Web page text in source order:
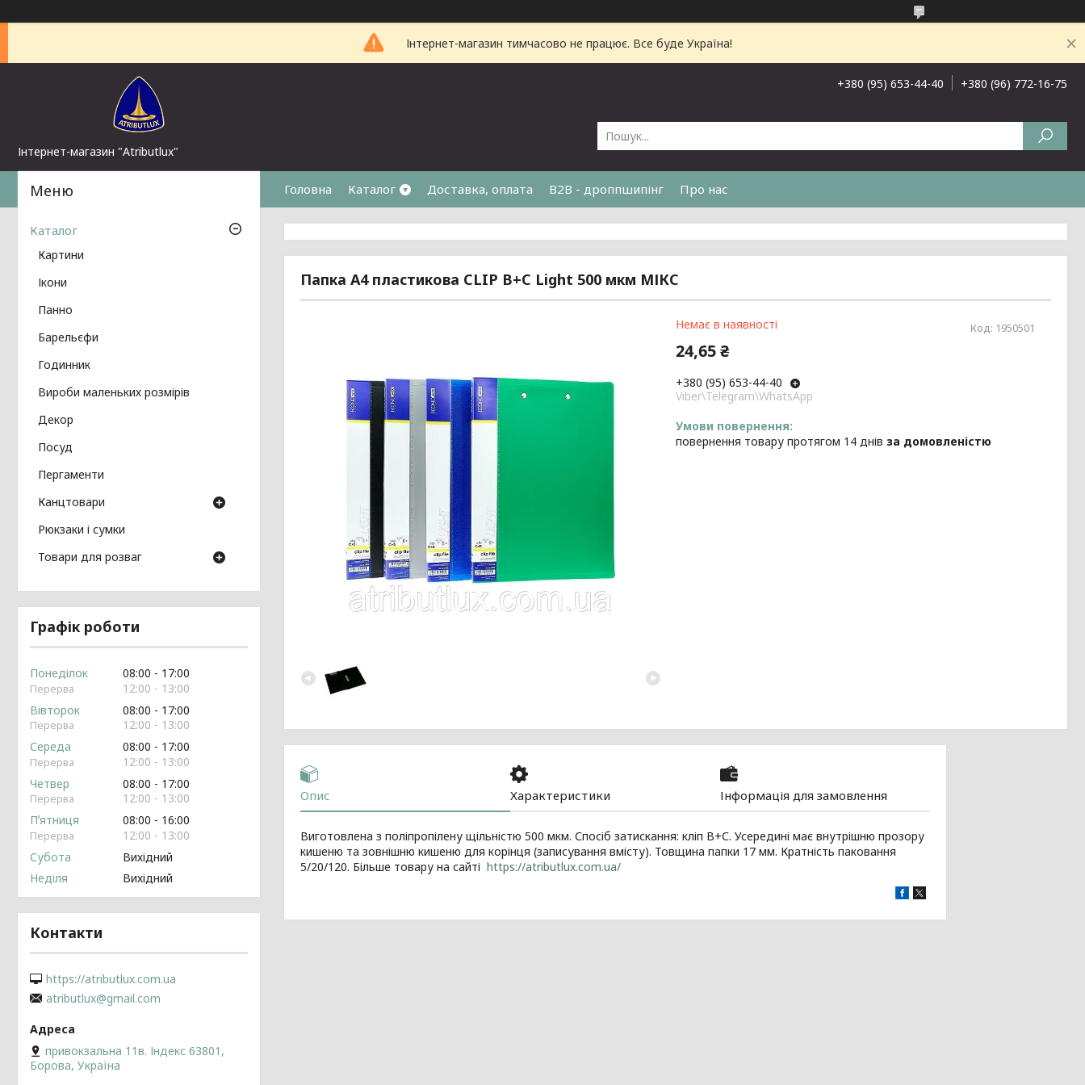
Інтернет-магазин тимчасово не працює. Все буде Україна!
Інтернет-магазин "Atributlux"
+380 (95) 653-44-40 +380 (96) 772-16-75
Головна Каталог Доставка, оплата B2B - дроппшипінг Про нас
Папка А4 пластикова CLIP В+С Light 500 мкм МІКС
Немає в наявності Код: 1950501
24,65 ₴
+380 (95) 653-44-40
Viber\Telegram\WhatsApp
повернення товару протягом 14 днів за домовленістю
Опис Характеристики Інформація для замовлення
Виготовлена з поліпропілену щільністю 500 мкм. Спосіб затискання: кліп В+С. Усередині має внутрішню прозору
кишеню та зовнішню кишеню для корінця (записування вмісту). Товщина папки 17 мм. Кратність паковання
5/20/120. Більше товару на сайті https://atributlux.com.ua/
Каталог
Картини
Ікони
Панно
Барельєфи
Годинник
Вироби маленьких розмірів
Декор
Посуд
Пергаменти
Канцтовари
Рюкзаки і сумки
Товари для розваг
Графік роботи
Понеділок 08:00
17:00
12:00
13:00
Вівторок
08:00
17:00
12:00
13:00
Середа
08:00
17:00
12:00
13:00
Четвер
08:00
17:00
12:00
13:00
Пʼятниця
08:00
16:00
12:00
13:00
Субота
Вихідний
Неділя
Вихідний
Контакти
https://atributlux.com.ua
atributlux@gmail.com
привокзальна 11в. Індекс 63801,
Борова, Україна